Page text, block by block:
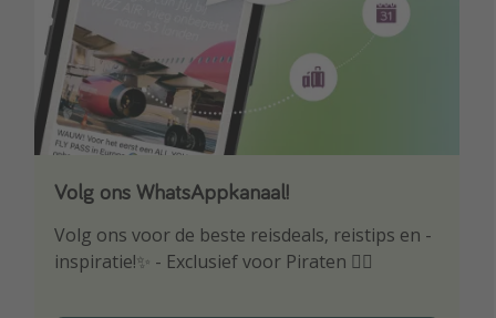
Volg ons WhatsAppkanaal!
Volg ons voor de beste reisdeals, reistips en -
inspiratie!✨ - Exclusief voor Piraten 🏴‍☠️
Download onze app
Wees als eerste op de hoogte van de beste
reisaanbiedingen